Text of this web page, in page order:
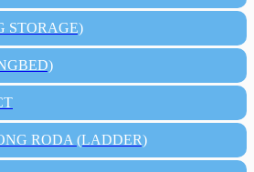
STORAGE)
RODA (LADDER)